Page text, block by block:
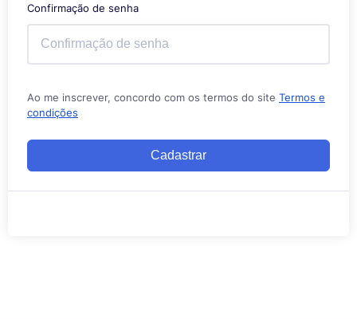
Confirmação de senha
Ao me inscrever, concordo com os termos do site Termos e
condições
Cadastrar